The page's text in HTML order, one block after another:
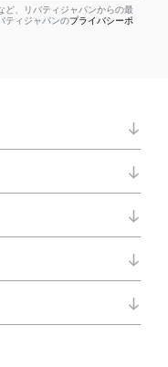
ど、リバティジャパンからの最
ティジャパンのプライバシーポ